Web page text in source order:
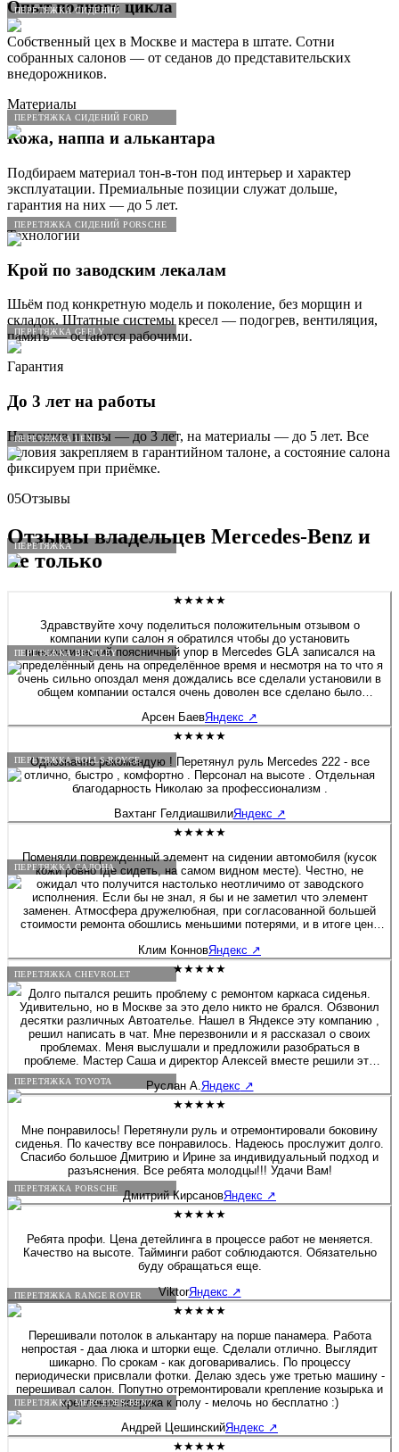
ПЕРЕТЯЖКА СИДЕНИЙ
ПЕРЕТЯЖКА СИДЕНИЙ FORD
ПЕРЕТЯЖКА СИДЕНИЙ PORSCHE
ПЕРЕТЯЖКА GEELY
ПЕРЕТЯЖКА LEXUS
ПЕРЕТЯЖКА
ПЕРЕТЯЖКА BENTLEY
ПЕРЕТЯЖКА ROLLS-ROYCE
ПЕРЕТЯЖКА САЛОНА
ПЕРЕТЯЖКА CHEVROLET
ПЕРЕТЯЖКА TOYOTA
ПЕРЕТЯЖКА PORSCHE
ПЕРЕТЯЖКА RANGE ROVER
ПЕРЕТЯЖКА MERCEDES-BENZ
Опыт полного цикла
Собственный цех в Москве и мастера в штате. Сотни
собранных салонов — от седанов до представительских
внедорожников.
Материалы
Кожа, наппа и алькантара
Подбираем материал тон-в-тон под интерьер и характер
эксплуатации. Премиальные позиции служат дольше,
гарантия на них — до 5 лет.
Технологии
Крой по заводским лекалам
Шьём под конкретную модель и поколение, без морщин и
складок. Штатные системы кресел — подогрев, вентиляция,
память — остаются рабочими.
Гарантия
До 3 лет на работы
На пошив и швы — до 3 лет, на материалы — до 5 лет. Все
условия закрепляем в гарантийном талоне, а состояние салона
фиксируем при приёмке.
05Отзывы
Отзывы владельцев Mercedes-Benz и
не только
★★★★★
Здравствуйте хочу поделиться положительным отзывом о
компании купи салон я обратился чтобы до установить
пневматический поясничный упор в Mercedes GLA записался на
определённый день на определённое время и несмотря на то что я
очень сильно опоздал меня дождались все сделали установили в
общем компании остался очень доволен все сделано было
хочу сказать мастеру установщику Александру и директору
компании Алексею за их профессионализм мне очень все
хочет доработать свой салон добавить каких-нибудь полезных
опций или просто перешить отдельные части всем рекомендую
Арсен БаевЯндекс ↗
★★★★★
Однозначно рекомендую ! Перетянул руль Mercedes 222 - все
отлично, быстро , комфортно . Персонал на высоте . Отдельная
благодарность Николаю за профессионализм .
Вахтанг ГелдиашвилиЯндекс ↗
★★★★★
Поменяли поврежденный элемент на сидении автомобиля (кусок
кожи ровно где сидеть, на самом видном месте). Честно, не
ожидал что получится настолько неотличимо от заводского
исполнения. Если бы не знал, я бы и не заметил что элемент
заменен. Атмосфера дружелюбная, при согласованной большей
стоимости ремонта обошлись меньшими потерями, и в итоге цена
через время что-то изменится, отзыв дополню. Но почему-то
уверен, что не придется.
Клим КонновЯндекс ↗
★★★★★
Долго пытался решить проблему с ремонтом каркаса сиденья.
Удивительно, но в Москве за это дело никто не брался. Обзвонил
десятки различных Автоателье. Нашел в Яндексе эту компанию ,
решил написать в чат. Мне перезвонили и я рассказал о своих
проблемах. Меня выслушали и предложили разобраться в
проблеме. Мастер Саша и директор Алексей вместе решили это
вопрос. Хочу дополнить, что я приятно удивлен был, как директор
вовлечен в работу, помогал своим сотрудникам и через 2 дня мне
позвонил, чтобы узнать результат. Купи салон - профессионалы! К
Руслан А.Яндекс ↗
★★★★★
Мне понравилось! Перетянули руль и отремонтировали боковину
сиденья. По качеству все понравилось. Надеюсь прослужит долго.
Спасибо большое Дмитрию и Ирине за индивидуальный подход и
разъяснения. Все ребята молодцы!!! Удачи Вам!
Дмитрий КирсановЯндекс ↗
★★★★★
Ребята профи. Цена детейлинга в процессе работ не меняется.
Качество на высоте. Тайминги работ соблюдаются. Обязательно
буду обращаться еще.
ViktorЯндекс ↗
★★★★★
Перешивали потолок в алькантару на порше панамера. Работа
непростая - даа люка и шторки еще. Сделали отлично. Выглядит
шикарно. По срокам - как договаривались. По процессу
периодически присвлали фотки. Делаю здесь уже третью машину -
перешивал салон. Попутно отремонтировали крепление козырька и
крепление коврика к полу - мелочь но бесплатно :)
Андрей ЦешинскийЯндекс ↗
★★★★★